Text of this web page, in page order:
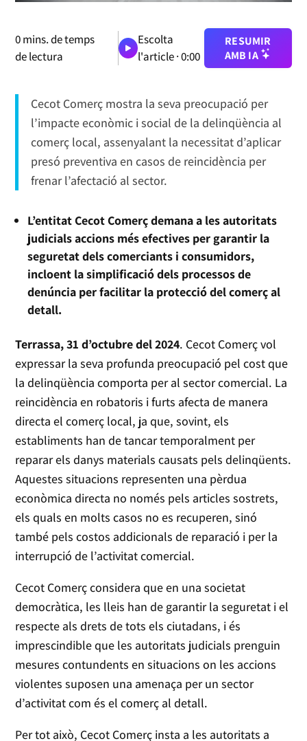
0mins. de temps
de lectura
Escolta
l'article ·0:00
RESUMIR
AMB IA
Cecot Comerç mostra la seva preocupació per
l’impacte econòmic i social de la delinqüència al
comerç local, assenyalant la necessitat d’aplicar
presó preventiva en casos de reincidència per
frenar l’afectació al sector.
L’entitat Cecot Comerç demana a les autoritats
judicials accions més efectives per garantir la
seguretat dels comerciants i consumidors,
incloent la simplificació dels processos de
denúncia per facilitar la protecció del comerç al
detall.
Terrassa, 31 d’octubre del 2024. Cecot Comerç vol
expressar la seva profunda preocupació pel cost que
la delinqüència comporta per al sector comercial. La
reincidència en robatoris i furts afecta de manera
directa el comerç local, ja que, sovint, els
establiments han de tancar temporalment per
reparar els danys materials causats pels delinqüents.
Aquestes situacions representen una pèrdua
econòmica directa no només pels articles sostrets,
els quals en molts casos no es recuperen, sinó
també pels costos addicionals de reparació i per la
interrupció de l’activitat comercial.
Cecot Comerç considera que en una societat
democràtica, les lleis han de garantir la seguretat i el
respecte als drets de tots els ciutadans, i és
imprescindible que les autoritats judicials prenguin
mesures contundents en situacions on les accions
violentes suposen una amenaça per un sector
d’activitat com és el comerç al detall.
Per tot això, Cecot Comerç insta a les autoritats a